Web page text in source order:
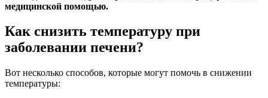
медицинской помощью.
Как снизить температуру при
заболевании печени?
Вот несколько способов, которые могут помочь в снижении
температуры: